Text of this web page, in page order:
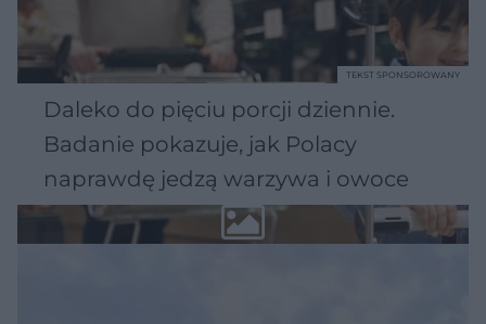
Daleko do pięciu porcji dziennie.
Badanie pokazuje, jak Polacy
naprawdę jedzą warzywa i owoce
TEKST SPONSOROWANY